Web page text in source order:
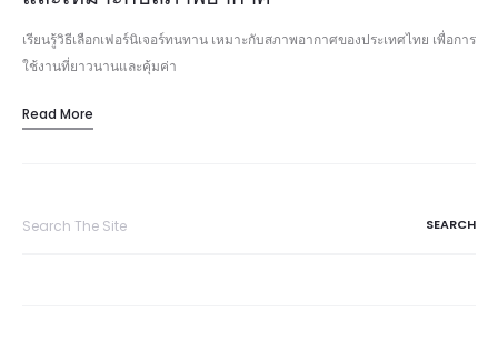
เรียนรู้วิธีเลือกเฟอร์นิเจอร์ทนทาน เหมาะกับสภาพอากาศของประเทศไทย เพื่อการ
ใช้งานที่ยาวนานและคุ้มค่า
Read More